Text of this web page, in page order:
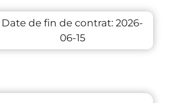
Date de fin de contrat: 2026-
06-15